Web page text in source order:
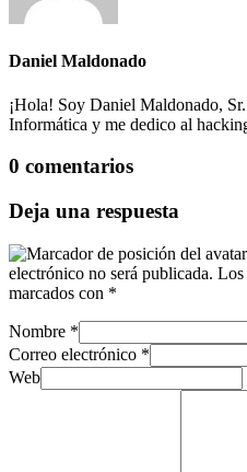
Daniel Maldonado
¡Hola! Soy Daniel Maldonado,
Informática y me dedico al
0 comentarios
Deja una respuesta
electrónico no será publicada. Los
marcados con *
Nombre *
Correo electrónico *
Web